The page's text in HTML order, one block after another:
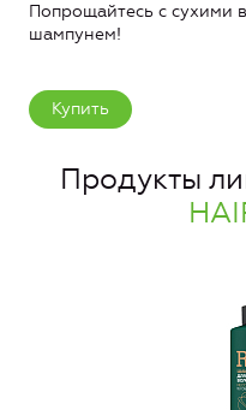
Попрощайтесь с сухими
шампунем!
Купить
Продукты